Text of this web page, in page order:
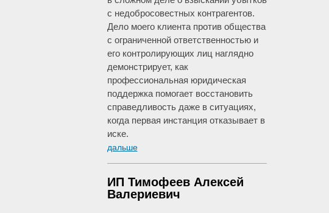
с недобросовестных контрагентов.
Дело моего клиента против общества
с ограниченной ответственностью и
его контролирующих лиц наглядно
демонстрирует, как
профессиональная юридическая
поддержка помогает восстановить
справедливость даже в ситуациях,
когда первая инстанция отказывает в
иске.
дальше
ИП Тимофеев Алексей
Валериевич